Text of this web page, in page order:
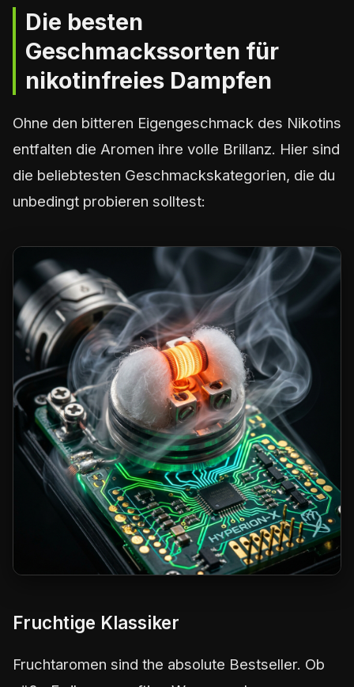
Die besten
Geschmackssorten für
nikotinfreies Dampfen
Ohne den bitteren Eigengeschmack des Nikotins
entfalten die Aromen ihre volle Brillanz. Hier sind
die beliebtesten Geschmackskategorien, die du
unbedingt probieren solltest:
Fruchtige Klassiker
Fruchtaromen sind the absolute Bestseller. Ob